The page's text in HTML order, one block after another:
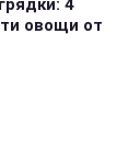
4
овощи от